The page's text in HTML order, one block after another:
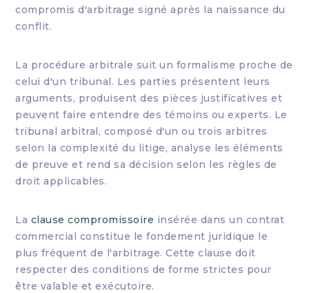
compromis d'arbitrage signé après la naissance du
conflit.
La procédure arbitrale suit un formalisme proche de
celui d'un tribunal. Les parties présentent leurs
arguments, produisent des pièces justificatives et
peuvent faire entendre des témoins ou experts. Le
tribunal arbitral, composé d'un ou trois arbitres
selon la complexité du litige, analyse les éléments
de preuve et rend sa décision selon les règles de
droit applicables.
La clause compromissoire insérée dans un contrat
commercial constitue le fondement juridique le
plus fréquent de l'arbitrage. Cette clause doit
respecter des conditions de forme strictes pour
être valable et exécutoire.